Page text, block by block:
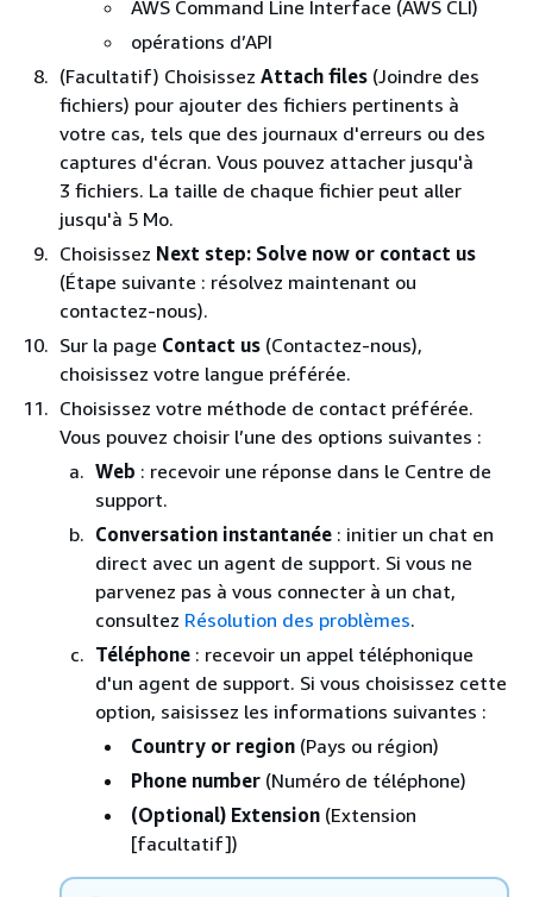
AWS Command Line Interface (AWS CLI)
opérations d’API
(Facultatif) Choisissez Attach files (Joindre des
fichiers) pour ajouter des fichiers pertinents à
votre cas, tels que des journaux d'erreurs ou des
captures d'écran. Vous pouvez attacher jusqu'à
3 fichiers. La taille de chaque fichier peut aller
jusqu'à 5 Mo.
Choisissez Next step: Solve now or contact us
(Étape suivante : résolvez maintenant ou
contactez-nous).
Sur la page Contact us (Contactez-nous),
choisissez votre langue préférée.
Choisissez votre méthode de contact préférée.
Vous pouvez choisir l’une des options suivantes :
Web : recevoir une réponse dans le Centre de
support.
Conversation instantanée : initier un chat en
direct avec un agent de support. Si vous ne
parvenez pas à vous connecter à un chat,
consultez Résolution des problèmes.
Téléphone : recevoir un appel téléphonique
d'un agent de support. Si vous choisissez cette
option, saisissez les informations suivantes :
Country or region (Pays ou région)
Phone number (Numéro de téléphone)
(Optional) Extension (Extension
[facultatif])